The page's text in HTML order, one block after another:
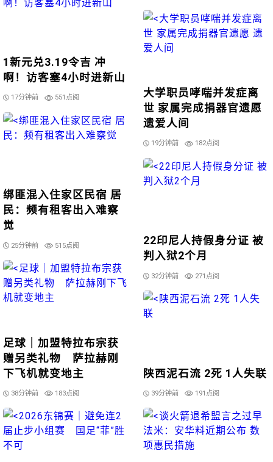
1新元兑3.19令吉 冲
啊！访客塞4小时进新山
17分钟前 551点阅
大学职员哮喘并发症离
世 家属完成捐器官遗愿
遗爱人间
19分钟前 182点阅
绑匪混入住家区民宿 居
民：频有租客出入难察
觉
25分钟前 515点阅
22印尼人持假身分证 被
判入狱2个月
32分钟前 271点阅
足球｜加盟特拉布宗获
赠另类礼物 萨拉赫刚
下飞机就变地主
38分钟前 183点阅
陕西泥石流 2死 1人失联
39分钟前 191点阅